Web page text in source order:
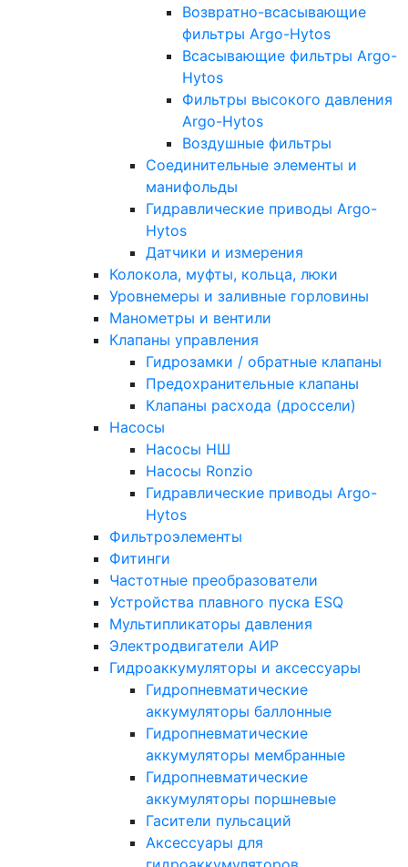
Возвратно-всасывающие
фильтры Argo-Hytos
Всасывающие фильтры Argo-
Hytos
Фильтры высокого давления
Argo-Hytos
Воздушные фильтры
Соединительные элементы и
манифольды
Гидравлические приводы Argo-
Hytos
Датчики и измерения
Колокола, муфты, кольца, люки
Уровнемеры и заливные горловины
Манометры и вентили
Клапаны управления
Гидрозамки / обратные клапаны
Предохранительные клапаны
Клапаны расхода (дроссели)
Насосы
Насосы НШ
Насосы Ronzio
Гидравлические приводы Argo-
Hytos
Фильтроэлементы
Фитинги
Частотные преобразователи
Устройства плавного пуска ESQ
Мультипликаторы давления
Электродвигатели АИР
Гидроаккумуляторы и аксессуары
Гидропневматические
аккумуляторы баллонные
Гидропневматические
аккумуляторы мембранные
Гидропневматические
аккумуляторы поршневые
Гасители пульсаций
Аксессуары для